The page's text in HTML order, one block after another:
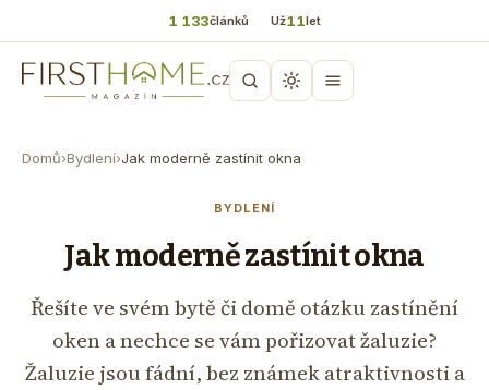
1 133článků Už11let
Domů›Bydlení›Jak moderně zastínit okna
BYDLENÍ
Jak moderně zastínit okna
Řešíte ve svém bytě či domě otázku zastínění
oken a nechce se vám pořizovat žaluzie?
Žaluzie jsou fádní, bez známek atraktivnosti a